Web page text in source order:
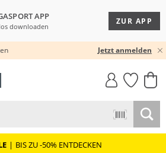
APP
downloaden
ZUR APP
4,8 / 5,0 STERNE Jetzt anmelden
MUST-HAVE
| BIS ZU -50% ENTDECKEN